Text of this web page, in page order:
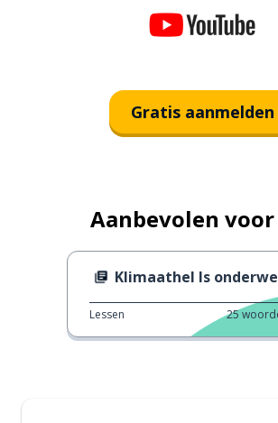
Gratis aanmelden
Aanbevolen
Klimaathel Is
Lessen 25